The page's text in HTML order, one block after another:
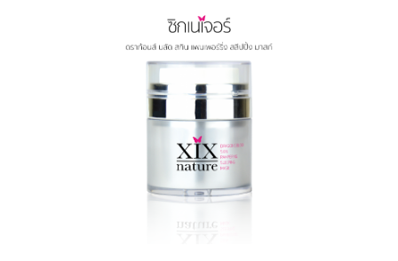
ซิกเนเจอร์ ดราก้อนส์ บลัด สกิน แพม
เพอร์ริ่ง สลีปปิ้ง มาสก์